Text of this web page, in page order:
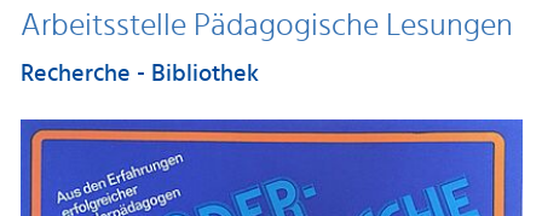
Arbeitsstelle Pädagogische Lesungen
Recherche - Bibliothek